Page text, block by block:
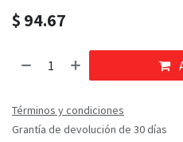
$ 94.67
Términos y condiciones
Grantía de devolución de 30 días